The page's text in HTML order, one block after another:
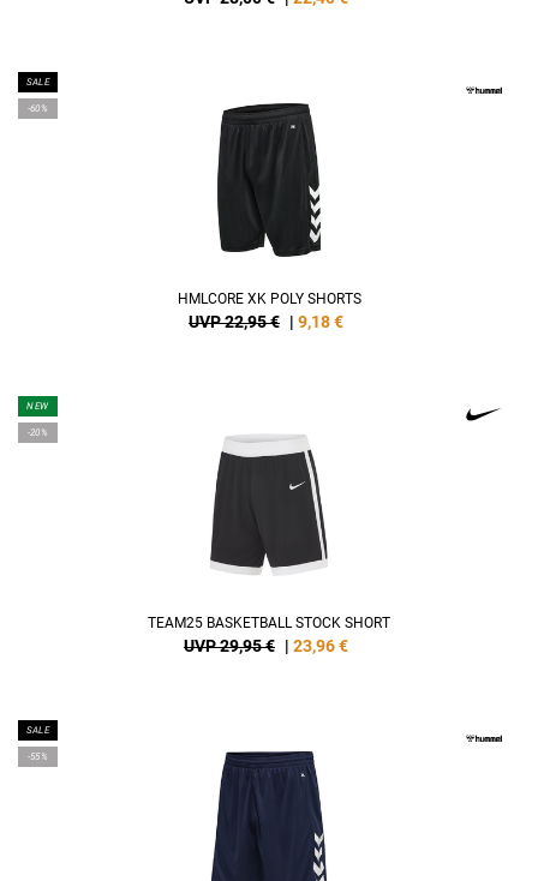
SALE
-60%
HMLCORE XK POLY SHORTS
UVP 22,95 € | 9,18€
NEW
-20%
TEAM25 BASKETBALL STOCK SHORT
UVP 29,95 € | 23,96€
SALE
-55%